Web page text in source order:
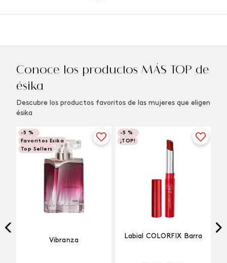
Conoce los productos MÁS TOP de
ésika
Descubre los productos favoritos de las mujeres que eligen
ésika
-5 %
Favoritos Esika
Top Sellers
Vibranza
-5 %
¡TOP!
Labial COLORFIX Barra